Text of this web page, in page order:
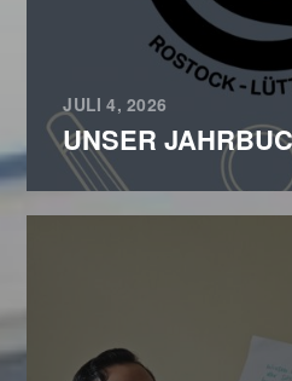
JULI 4, 2026
UNSER